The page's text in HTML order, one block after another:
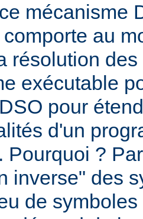
mécanisme
au
résolution
exécutable
pour
d'un
Pourquoi ?
inverse" des
de